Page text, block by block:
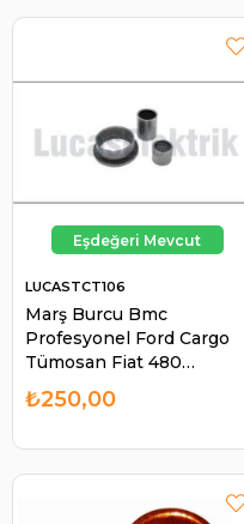
Marş Burcu Bmc
Profesyonel Ford Cargo
Tümosan Fiat 480
TCT106 | LUCAS TCT106
LUCASTCT106
₺250,00